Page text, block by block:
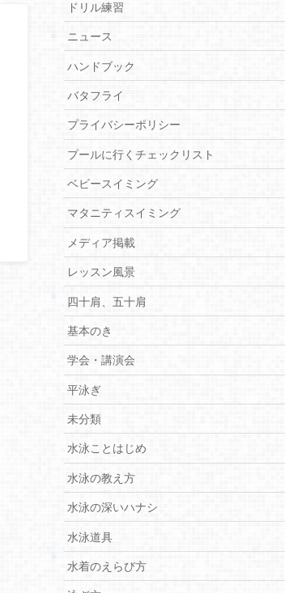
ドリル練習
ニュース
ハンドブック
バタフライ
プライバシーポリシー
プールに行くチェックリスト
ベビースイミング
マタニティスイミング
メディア掲載
レッスン風景
四十肩、五十肩
基本のき
学会・講演会
平泳ぎ
未分類
水泳ことはじめ
水泳の教え方
水泳の深いハナシ
水泳道具
水着のえらび方